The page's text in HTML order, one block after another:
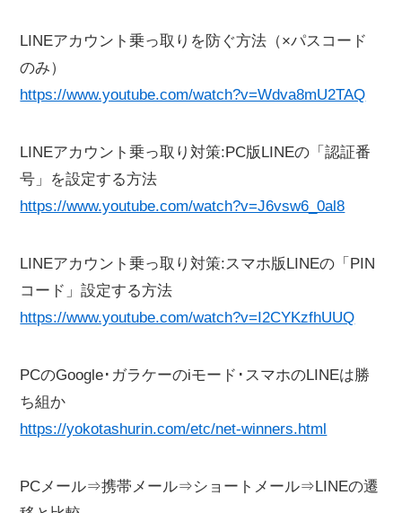
LINEアカウント乗っ取りを防ぐ方法（×パスコード
のみ）
https://www.youtube.com/watch?v=Wdva8mU2TAQ
LINEアカウント乗っ取り対策:PC版LINEの「認証番
号」を設定する方法
https://www.youtube.com/watch?v=J6vsw6_0al8
LINEアカウント乗っ取り対策:スマホ版LINEの「PIN
コード」設定する方法
https://www.youtube.com/watch?v=I2CYKzfhUUQ
PCのGoogle･ガラケーのiモード･スマホのLINEは勝
ち組か
https://yokotashurin.com/etc/net-winners.html
PCメール⇒携帯メール⇒ショートメール⇒LINEの遷